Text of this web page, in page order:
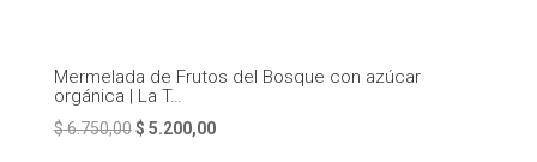
Mermelada de Frutos del Bosque con azúcar
orgánica | La T…
$6.750,00 El
$ 5.200,00El